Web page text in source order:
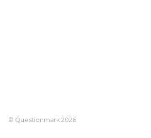
© Questionmark 2026